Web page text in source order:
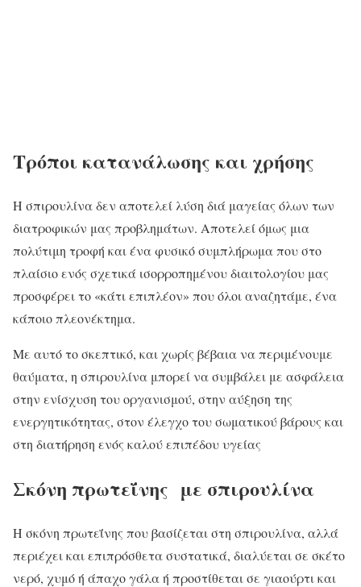
Τρόποι κατανάλωσης και χρήσης
Η σπιρουλίνα δεν αποτελεί λύση διά μαγείας όλων των
διατροφικών μας προβλημάτων. Αποτελεί όμως μια
πολύτιμη τροφή και ένα φυσικό συμπλήρωμα που στο
πλαίσιο ενός σχετικά ισορροπημένου διαιτολογίου μας
προσφέρει το «κάτι επιπλέον» που όλοι αναζητάμε, ένα
κάποιο πλεονέκτημα.
Με αυτό το σκεπτικό, και χωρίς βέβαια να περιμένουμε
θαύματα, η σπιρουλίνα μπορεί να συμβάλει με ασφάλεια
στην ενίσχυση του οργανισμού, στην αύξηση της
ενεργητικότητας, στον έλεγχο του σωματικού βάρους και
στη διατήρηση ενός καλού επιπέδου υγείας
Σκόνη πρωτεΐνης με σπιρουλίνα
Η σκόνη πρωτεΐνης που βασίζεται στη σπιρουλίνα, αλλά
περιέχει και επιπρόσθετα συστατικά, διαλύεται σε σκέτο
νερό, χυμό ή άπαχο γάλα ή προστίθεται σε γιαούρτι και